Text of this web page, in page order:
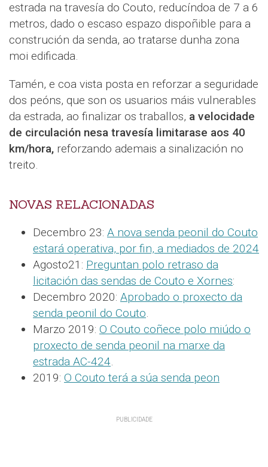
estrada na travesía do Couto, reducíndoa de 7 a 6
metros, dado o escaso espazo dispoñible para a
construción da senda, ao tratarse dunha zona
moi edificada.
Tamén, e coa vista posta en reforzar a seguridade
dos peóns, que son os usuarios máis vulnerables
da estrada, ao finalizar os traballos, a velocidade
de circulación nesa travesía limitarase aos 40
km/hora, reforzando ademais a sinalización no
treito.
NOVAS RELACIONADAS
Decembro 23: A nova senda peonil do Couto
estará operativa, por fin, a mediados de 2024
Agosto21: Preguntan polo retraso da
licitación das sendas de Couto e Xornes:
Decembro 2020: Aprobado o proxecto da
senda peonil do Couto.
Marzo 2019: O Couto coñece polo miúdo o
proxecto de senda peonil na marxe da
estrada AC-424.
2019: O Couto terá a súa senda peon